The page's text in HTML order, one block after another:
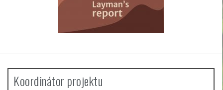
Koordinátor projektu